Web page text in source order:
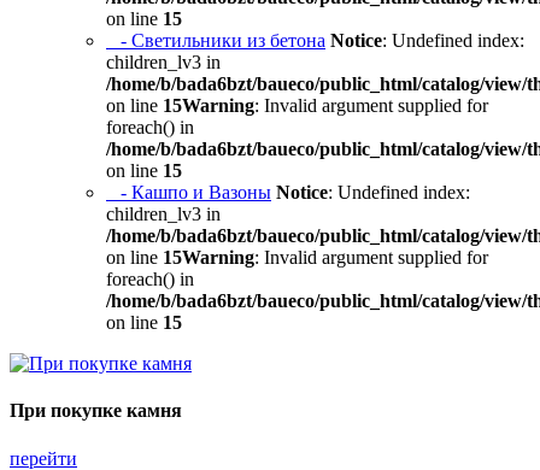
on line 15
- Светильники из бетона Notice: Undefined index:
children_lv3 in
/home/b/bada6bzt/baueco/public_html/catalog/view/
on line 15Warning: Invalid argument supplied for
foreach() in
/home/b/bada6bzt/baueco/public_html/catalog/view/
on line 15
- Кашпо и Вазоны Notice: Undefined index:
children_lv3 in
/home/b/bada6bzt/baueco/public_html/catalog/view/
on line 15Warning: Invalid argument supplied for
foreach() in
/home/b/bada6bzt/baueco/public_html/catalog/view/
on line 15
При покупке камня
перейти